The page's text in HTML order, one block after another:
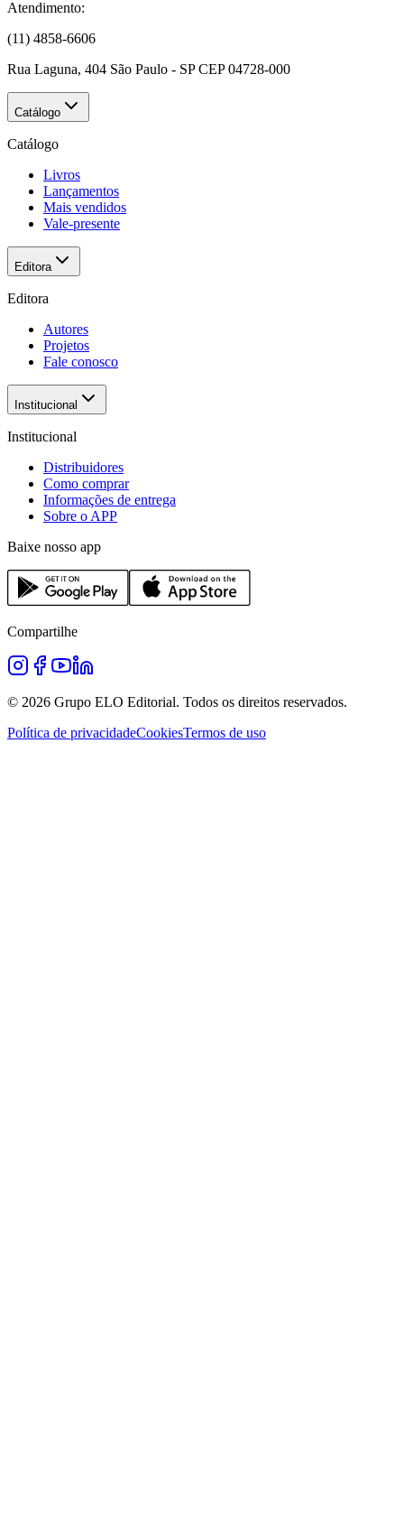
Atendimento:
(11) 4858-6606
Rua Laguna, 404 São Paulo - SP CEP 04728-000
Catálogo
Catálogo
Livros
Lançamentos
Mais vendidos
Vale-presente
Editora
Editora
Autores
Projetos
Fale conosco
Institucional
Institucional
Distribuidores
Como comprar
Informações de entrega
Sobre o APP
Baixe nosso app
Compartilhe
© 2026 Grupo ELO Editorial. Todos os direitos reservados.
Política de privacidadeCookiesTermos de uso